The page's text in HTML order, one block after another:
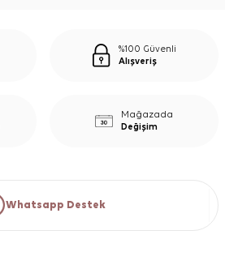
%100 Güvenli
Alışveriş
Mağazada
Değişim
Whatsapp Destek